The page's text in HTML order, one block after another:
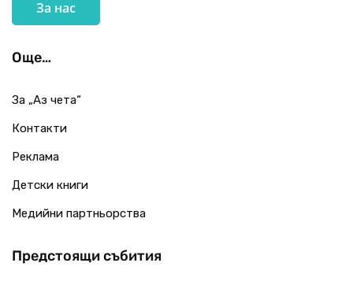
За нас
Още…
За „Аз чета“
Контакти
Реклама
Детски книги
Медийни партньорства
Предстоящи събития